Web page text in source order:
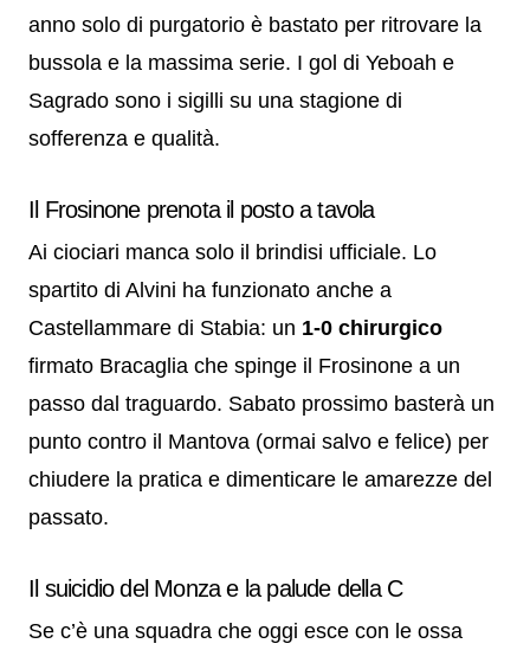
anno solo di purgatorio è bastato per ritrovare la
bussola e la massima serie. I gol di Yeboah e
Sagrado sono i sigilli su una stagione di
sofferenza e qualità.
Il Frosinone prenota il posto a tavola
Ai ciociari manca solo il brindisi ufficiale. Lo
spartito di Alvini ha funzionato anche a
Castellammare di Stabia: un 1-0 chirurgico
firmato Bracaglia che spinge il Frosinone a un
passo dal traguardo. Sabato prossimo basterà un
punto contro il Mantova (ormai salvo e felice) per
chiudere la pratica e dimenticare le amarezze del
passato.
Il suicidio del Monza e la palude della C
Se c’è una squadra che oggi esce con le ossa